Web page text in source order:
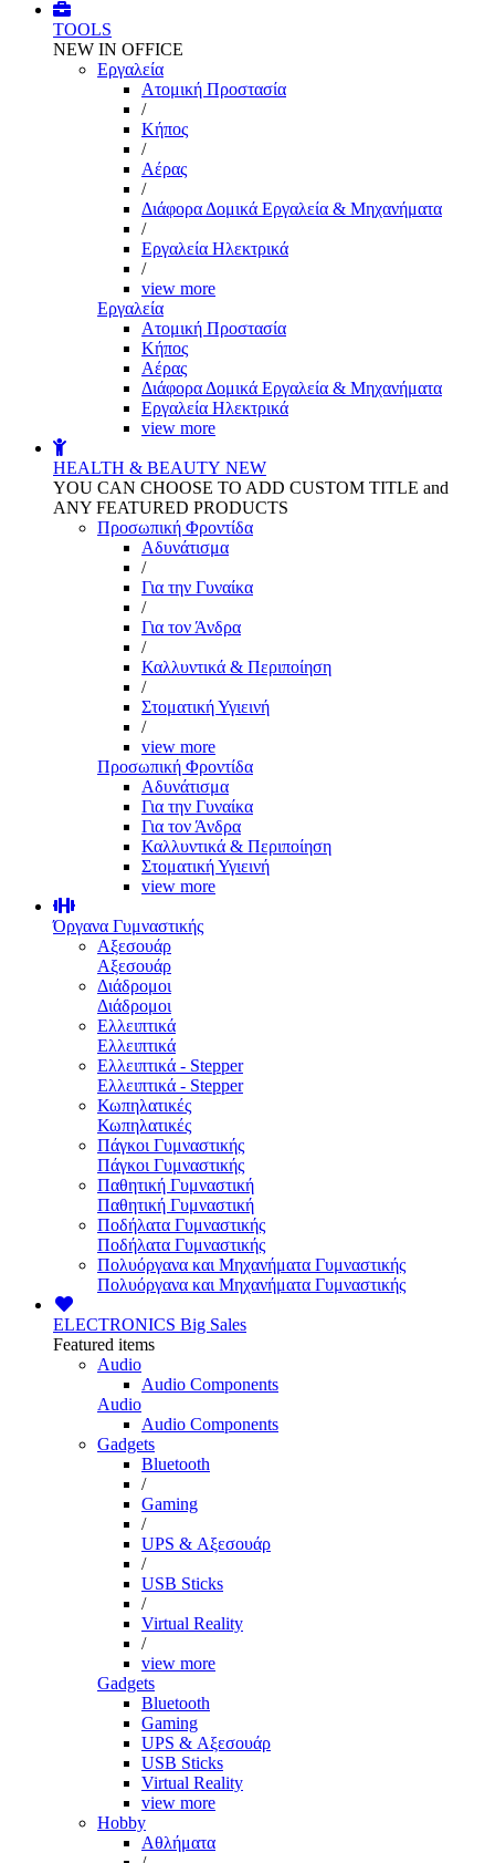
TOOLS
NEW IN OFFICE
Εργαλεία
Aτομική Προστασία
/
Kήπος
/
Αέρας
/
Διάφορα Δομικά Εργαλεία & Μηχανήματα
/
Εργαλεία Ηλεκτρικά
/
view more
Εργαλεία
Aτομική Προστασία
Kήπος
Αέρας
Διάφορα Δομικά Εργαλεία & Μηχανήματα
Εργαλεία Ηλεκτρικά
view more
HEALTH & BEAUTY NEW
YOU CAN CHOOSE TO ADD CUSTOM TITLE and
ANY FEATURED PRODUCTS
Προσωπική Φροντίδα
Αδυνάτισμα
/
Για την Γυναίκα
/
Για τον Άνδρα
/
Καλλυντικά & Περιποίηση
/
Στοματική Υγιεινή
/
view more
Προσωπική Φροντίδα
Αδυνάτισμα
Για την Γυναίκα
Για τον Άνδρα
Καλλυντικά & Περιποίηση
Στοματική Υγιεινή
view more
Όργανα Γυμναστικής
Αξεσουάρ
Αξεσουάρ
Διάδρομοι
Διάδρομοι
Ελλειπτικά
Ελλειπτικά
Ελλειπτικά - Stepper
Ελλειπτικά - Stepper
Κωπηλατικές
Κωπηλατικές
Πάγκοι Γυμναστικής
Πάγκοι Γυμναστικής
Παθητική Γυμναστική
Παθητική Γυμναστική
Ποδήλατα Γυμναστικής
Ποδήλατα Γυμναστικής
Πολυόργανα και Μηχανήματα Γυμναστικής
Πολυόργανα και Μηχανήματα Γυμναστικής
ELECTRONICS Big Sales
Featured items
Audio
Audio Components
Audio
Audio Components
Gadgets
Bluetooth
/
Gaming
/
UPS & Αξεσουάρ
/
USB Sticks
/
Virtual Reality
/
view more
Gadgets
Bluetooth
Gaming
UPS & Αξεσουάρ
USB Sticks
Virtual Reality
view more
Hobby
Αθλήματα